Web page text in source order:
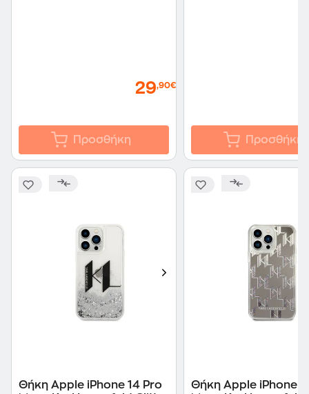
29,90€
Προσθήκη Προσθήκη
Θήκη Apple iPhone 14 Pro
Θήκη Apple iPhone